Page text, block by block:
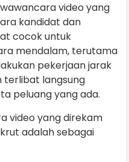
video yang
kandidat dan
cocok untuk
mendalam, terutama
pekerjaan jarak
terlibat langsung
peluang yang ada.
video yang direkam
adalah sebagai